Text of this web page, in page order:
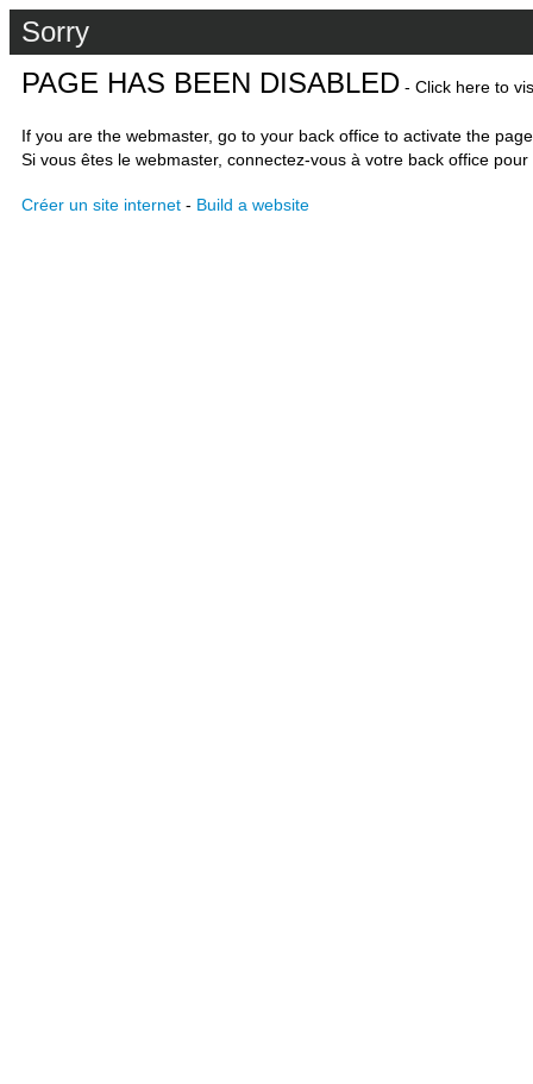
Sorry
PAGE HAS BEEN DISABLED - Click here to
If you are the webmaster, go to your back office to activate the
Si vous êtes le webmaster, connectez-vous à votre back office
Créer un site internet - Build a website